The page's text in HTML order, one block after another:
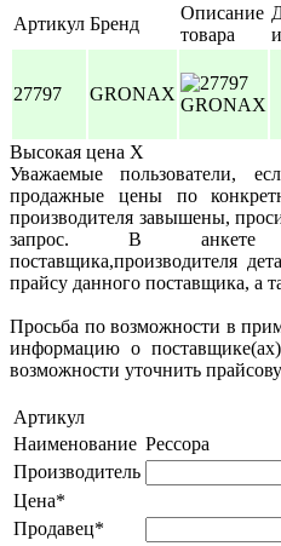
Артикул Бренд
Описание
товара
27797 GRONAX
Высокая цена X
Уважаемые пользователи,
продажные цены по
производителя завышены,
запрос. В анкете
поставщика,производителя
прайсу данного поставщика, а
Просьба по возможности в
информацию о
возможности уточнить
Артикул
Наименование Рессора
Производитель
Цена*
Продавец*